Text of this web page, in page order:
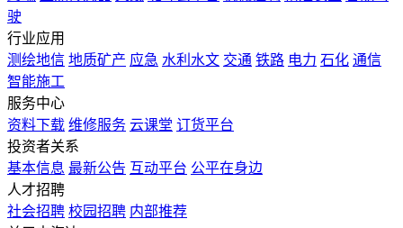
驶
行业应用
测绘地信 地质矿产 应急 水利水文 交通 铁路 电力 石化 通信
智能施工
服务中心
资料下载 维修服务 云课堂 订货平台
投资者关系
基本信息 最新公告 互动平台 公平在身边
人才招聘
社会招聘 校园招聘 内部推荐